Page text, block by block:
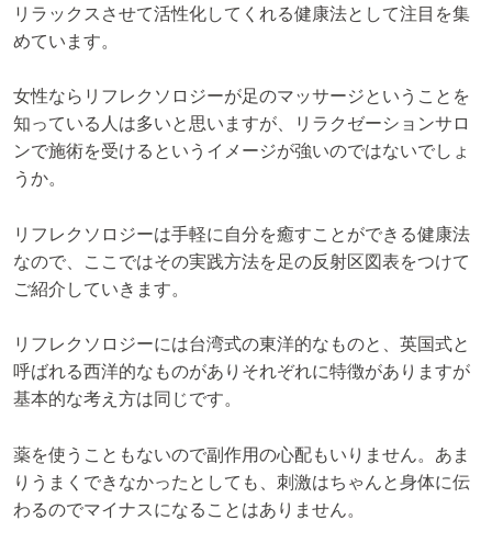
リラックスさせて活性化してくれる健康法として注目を集
めています。
女性ならリフレクソロジーが足のマッサージということを
知っている人は多いと思いますが、リラクゼーションサロ
ンで施術を受けるというイメージが強いのではないでしょ
うか。
リフレクソロジーは手軽に自分を癒すことができる健康法
なので、ここではその実践方法を足の反射区図表をつけて
ご紹介していきます。
リフレクソロジーには台湾式の東洋的なものと、英国式と
呼ばれる西洋的なものがありそれぞれに特徴がありますが
基本的な考え方は同じです。
薬を使うこともないので副作用の心配もいりません。あま
りうまくできなかったとしても、刺激はちゃんと身体に伝
わるのでマイナスになることはありません。